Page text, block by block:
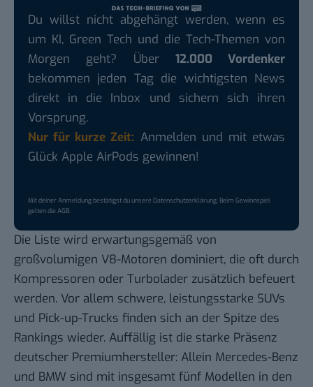
Du willst nicht abgehängt werden, wenn es
um KI, Green Tech und die Tech-Themen von
Morgen geht? Über 12.000 Vordenker
bekommen jeden Tag die wichtigsten News
direkt in die Inbox und sichern sich ihren
Vorsprung.
Nur für kurze Zeit: Anmelden und mit etwas
Glück Apple AirPods gewinnen!
Mit deiner Anmeldung bestätigst du unsereDatenschutzerklärung. Beim Gewinnspiel
gelten dieAGB.
Die Liste wird erwartungsgemäß von
großvolumigen V8-Motoren dominiert, die oft durch
Kompressoren oder Turbolader zusätzlich befeuert
werden. Vor allem schwere, leistungsstarke SUVs
und Pick-up-Trucks finden sich an der Spitze des
Rankings wieder. Auffällig ist die starke Präsenz
deutscher Premiumhersteller: Allein Mercedes-Benz
und BMW sind mit insgesamt fünf Modellen in den